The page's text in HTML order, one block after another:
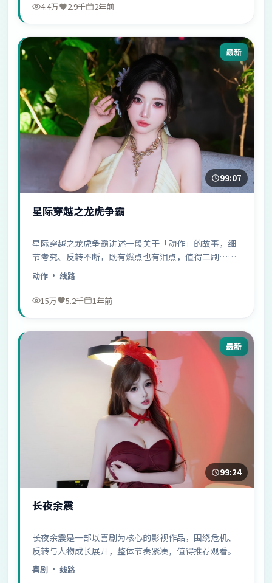
4.4万 2.9千 2年前
最新
99:07
星际穿越之龙虎争霸
星际穿越之龙虎争霸讲述一段关于「动作」的故事，细
节考究、反转不断，既有燃点也有泪点，值得二刷……
动作 · 线路
15万 5.2千 1年前
最新
99:24
长夜余震
长夜余震是一部以喜剧为核心的影视作品，围绕危机、
反转与人物成长展开，整体节奏紧凑，值得推荐观看。
喜剧 · 线路